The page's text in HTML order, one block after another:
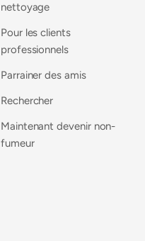
nettoyage
Pour les clients
professionnels
Parrainer des amis
Rechercher
Maintenant devenir non-
fumeur